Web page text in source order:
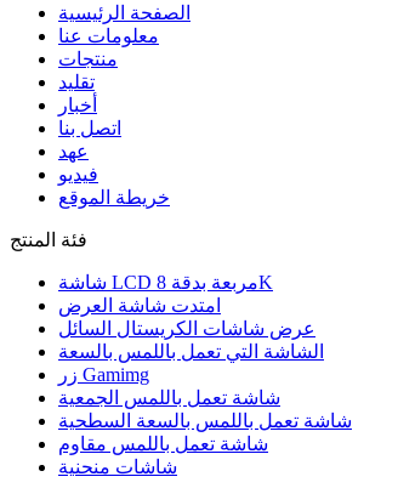
الصفحة الرئيسية
معلومات عنا
منتجات
تقليد
أخبار
اتصل بنا
عهد
فيديو
خريطة الموقع
فئة المنتج
شاشة LCD مربعة بدقة 8K
امتدت شاشة العرض
عرض شاشات الكريستال السائل
الشاشة التي تعمل باللمس بالسعة
زر Gamimg
شاشة تعمل باللمس الجمعية
شاشة تعمل باللمس بالسعة السطحية
شاشة تعمل باللمس مقاوم
شاشات منحنية